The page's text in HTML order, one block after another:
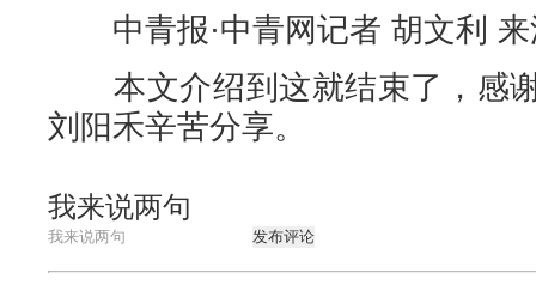
中青报·中青网记者 胡文利 来
本文介绍到这就结束了，感
刘阳禾辛苦分享。
我来说两句
发布评论